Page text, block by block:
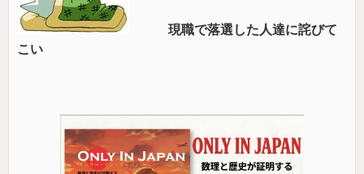
現職で落選した人達に詫びて
こい